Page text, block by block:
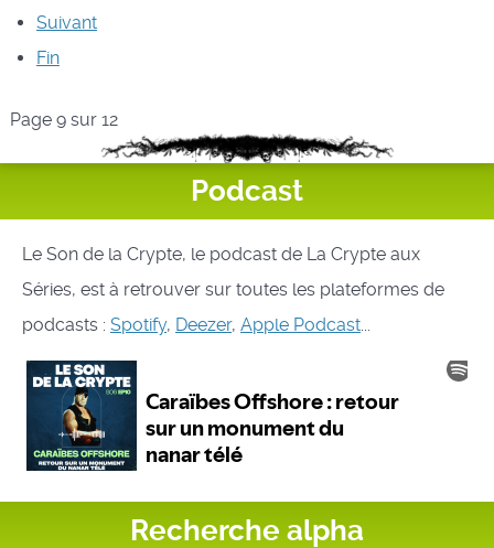
Suivant
Fin
Page 9 sur 12
Podcast
Le Son de la Crypte, le podcast de La Crypte aux
Séries, est à retrouver sur toutes les plateformes de
podcasts : Spotify, Deezer, Apple Podcast...
Recherche alpha